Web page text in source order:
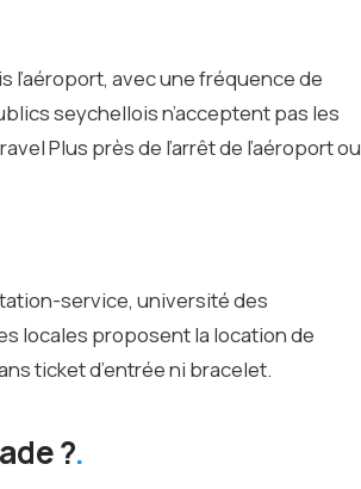
l’aéroport, avec une fréquence de
seychellois n’acceptent pas les
Plus près de l’arrêt de l’aéroport ou
service, université des
locales proposent la location de
ticket d’entrée ni bracelet.
?